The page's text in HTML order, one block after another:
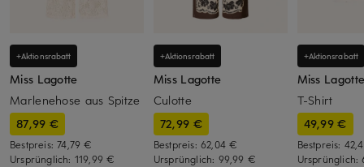
+Aktionsrabatt
Miss Lagotte
Marlenehose aus Spitze
87,99 €
Bestpreis:74,79 €
Ursprünglich: 119,99 €
+Aktionsrabatt
Miss Lagotte
Culotte
72,99 €
Bestpreis: 62,04 €
Ursprünglich: 99,99 €
+Aktionsrabatt
Miss
T-Shirt
49,99 €
Bestpreis:
Ursprünglich: